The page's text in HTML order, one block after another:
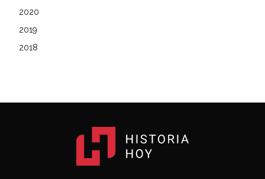
2020
2019
2018